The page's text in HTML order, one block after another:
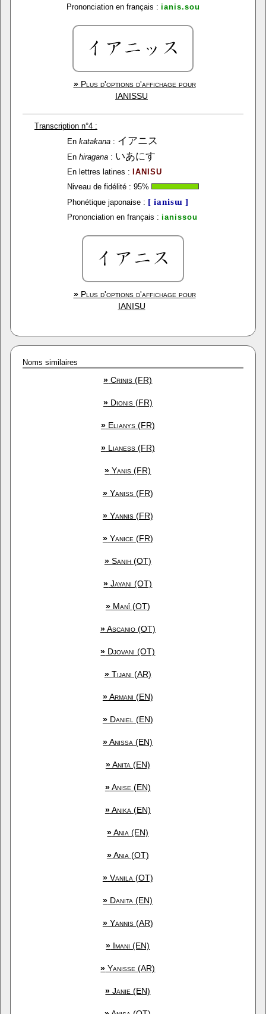
Prononciation en français : ianis.sou
»Plus d'options d'affichage pour
IANISSU
Transcription n°4 :
En katakana : イアニス
En hiragana : いあにす
En lettres latines :
IANISU
Niveau de fidélité : 95%
Phonétique japonaise : [ ianisɯ ]
Prononciation en français : ianissou
»Plus d'options d'affichage pour
IANISU
Noms similaires
» Crinis (FR)
»Dionis (FR)
»Elianys (FR)
»Lianess (FR)
» Yanis (FR)
»Yaniss (FR)
»Yannis (FR)
»Yanice (FR)
»Sanih (OT)
» Jayani (OT)
»Manî (OT)
»Ascanio (OT)
» Djovani (OT)
»Tijani (AR)
»Armani (EN)
»Daniel (EN)
»Anissa (EN)
»Anita (EN)
»Anise (EN)
»Anika (EN)
»Ania (EN)
»Ania (OT)
»Vanila (OT)
» Danita (EN)
»Yannis (AR)
» Imani (EN)
» Yanisse (AR)
» Janie (EN)